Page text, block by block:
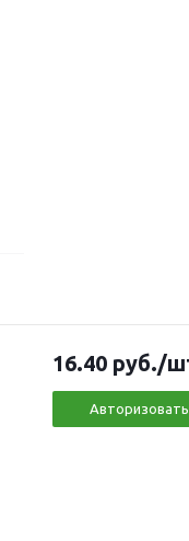
16.40 руб./